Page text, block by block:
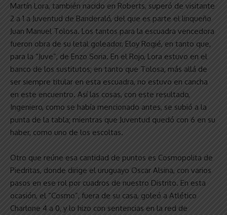
Martín Lora, también nacido en Roberts, superó de visitante
2 a 1 a Juventud de Banderaló, del que es parte el linqueño
Juan Manuel Tolosa. Los tantos para la escuadra vencedora
fueron obra de su letal goleador, Eloy Rogié, en tanto que,
para la “Juve”, de Enzo Soria. En el Rojo, Lora estuvo en el
banco de los sustitutos; en tanto que Tolosa, más allá de
ser siempre titular en esta escuadra, no estuvo en cancha
en este encuentro. Así las cosas, con este resultado,
Ingeniero, como se había mencionado antes, se subió a la
punta de la tabla; mientras que Juventud quedó con 6 en su
haber, como uno de los escoltas.
Otro que reúne esa cantidad de puntos es Cosmopolita de
Piedritas, donde dirige el uruguayo Oscar Alsina, con varios
pasos en ese rol por cuadros de nuestro Distrito. En esta
ocasión, el “Cosmo”, fuera de su casa, goleó a Atlético
Charlone 4 a 0, y lo hizo con sentencias en la red de